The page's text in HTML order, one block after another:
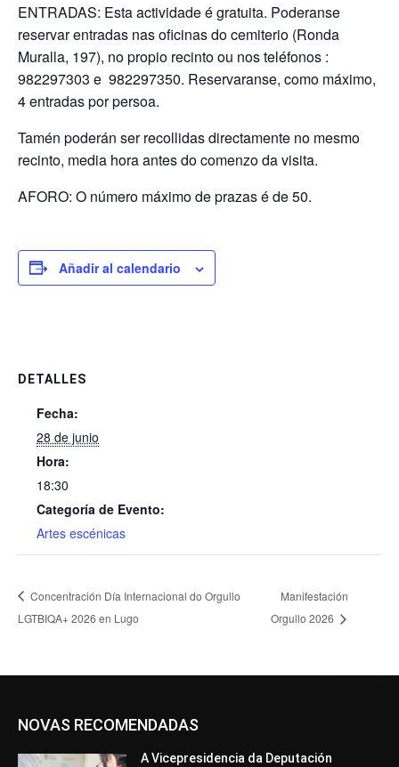
ENTRADAS: Esta actividade é gratuita. Poderanse
reservar entradas nas oficinas do cemiterio (Ronda
Muralla, 197), no propio recinto ou nos teléfonos :
982297303 e 982297350. Reservaranse, como máximo,
4 entradas por persoa.
Tamén poderán ser recollidas directamente no mesmo
recinto, media hora antes do comenzo da visita.
AFORO: O número máximo de prazas é de 50.
Añadir al calendario
DETALLES
Fecha:
28 de junio
Hora:
18:30
Categoría de Evento:
Artes escénicas
Concentración Día Internacional do Orgullo
LGTBIQA+ 2026 en Lugo
Manifestación
Orgullo 2026
NOVAS RECOMENDADAS
A Vicepresidencia da Deputación